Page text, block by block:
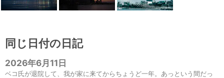
同じ日付の日記
2026年6月11日
ベコ氏が退院して、我が家に来てからちょうど一年。あっという間だっ